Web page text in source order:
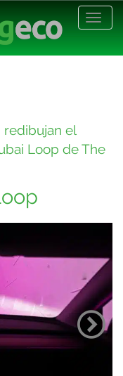
redibujan el
Loop de The